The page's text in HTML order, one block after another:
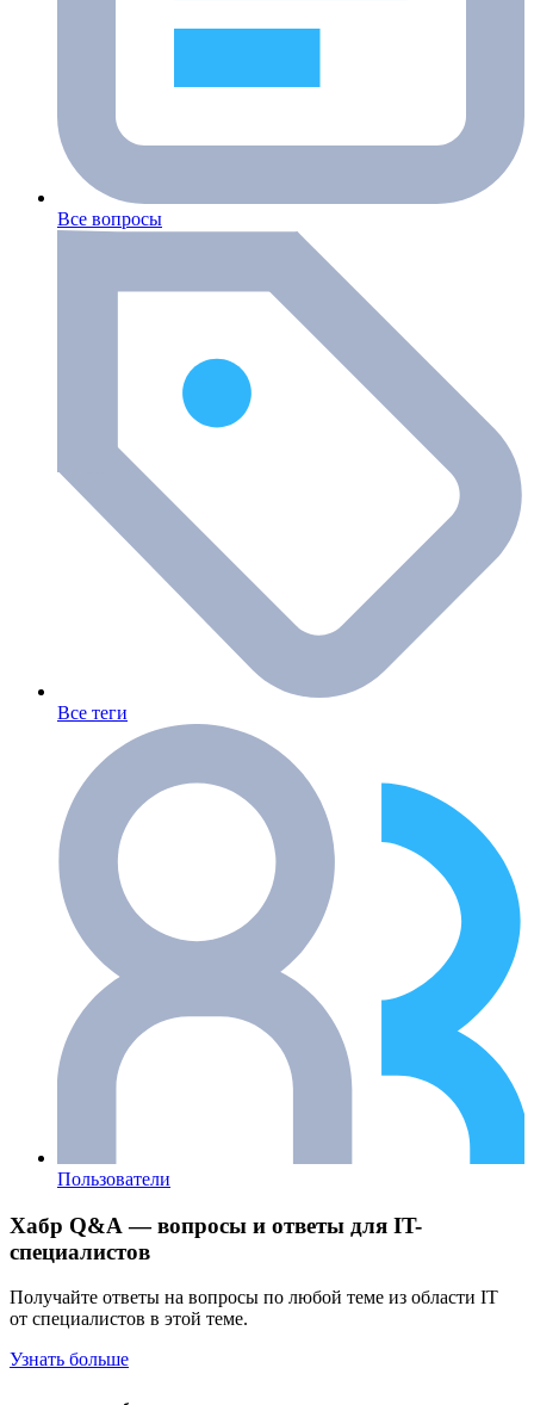
Все вопросы
Все теги
Пользователи
Хабр Q&A — вопросы и ответы для IT-
специалистов
Получайте ответы на вопросы по любой теме из области IT
от специалистов в этой теме.
Узнать больше